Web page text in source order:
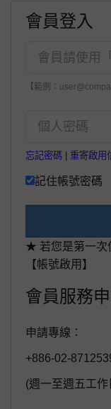
會員登入
【範例：
忘記密碼 重寄啟用
記住帳號密碼
★ 若您是第一次
【帳號啟用】
會員服務
申請專線：
+886-02-
(週一至週五工